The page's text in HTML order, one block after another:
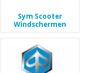
Sym Scooter
Windschermen